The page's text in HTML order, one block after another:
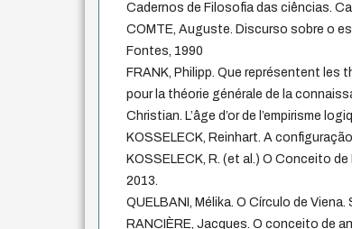
Cadernos de Filosofia das ciências.
COMTE, Auguste. Discurso sobre o
Fontes, 1990
FRANK, Philipp. Que représentent
pour la théorie générale de la
Christian. L’âge d’or de l’empirisme
KOSSELECK, Reinhart. A
KOSSELECK, R. (et al.) O Conceito
2013.
QUELBANI, Mélika. O Círculo de
RANCIÈRE, Jacques. O conceito de